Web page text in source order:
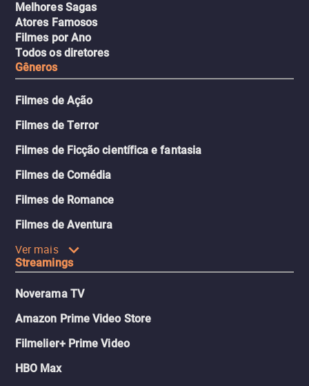
Melhores Sagas
Atores Famosos
Filmes por Ano
Todos os diretores
Gêneros
Filmes de Ação
Filmes de Terror
Filmes de Ficção científica e fantasia
Filmes de Comédia
Filmes de Romance
Filmes de Aventura
Ver mais
Streamings
Noverama TV
Amazon Prime Video Store
Filmelier+ Prime Video
HBO Max